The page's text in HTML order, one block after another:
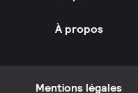
À propos
Mentions légales